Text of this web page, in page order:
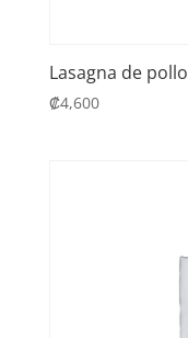
Lasagna de pollo
₡4,600